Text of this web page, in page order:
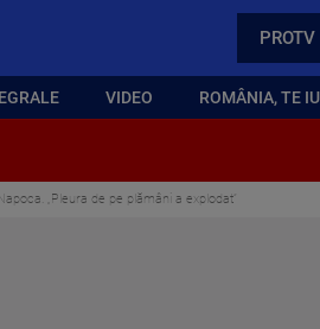
VIDEO ROMÂNIA, TE
„Pleura de pe plămâni a explodat”